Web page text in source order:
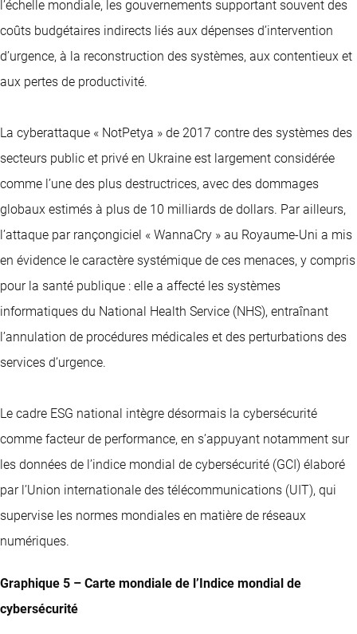
l’échelle mondiale, les gouvernements supportant souvent des
coûts budgétaires indirects liés aux dépenses d’intervention
d’urgence, à la reconstruction des systèmes, aux contentieux et
aux pertes de productivité.
La cyberattaque « NotPetya » de 2017 contre des systèmes des
secteurs public et privé en Ukraine est largement considérée
comme l’une des plus destructrices, avec des dommages
globaux estimés à plus de 10 milliards de dollars. Par ailleurs,
l’attaque par rançongiciel « WannaCry » au Royaume-Uni a mis
en évidence le caractère systémique de ces menaces, y compris
pour la santé publique : elle a affecté les systèmes
informatiques du National Health Service (NHS), entraînant
l’annulation de procédures médicales et des perturbations des
services d’urgence.
Le cadre ESG national intègre désormais la cybersécurité
comme facteur de performance, en s’appuyant notamment sur
les données de l’indice mondial de cybersécurité (GCI) élaboré
par l’Union internationale des télécommunications (UIT), qui
supervise les normes mondiales en matière de réseaux
numériques.
Graphique 5 – Carte mondiale de l’Indice mondial de
cybersécurité